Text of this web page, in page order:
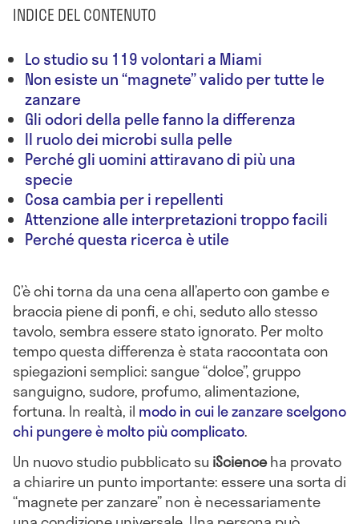
INDICE DEL CONTENUTO
Lo studio su 119 volontari a Miami
Non esiste un “magnete” valido per tutte le
zanzare
Gli odori della pelle fanno la differenza
Il ruolo dei microbi sulla pelle
Perché gli uomini attiravano di più una
specie
Cosa cambia per i repellenti
Attenzione alle interpretazioni troppo facili
Perché questa ricerca è utile
C’è chi torna da una cena all’aperto con gambe e
braccia piene di ponfi, e chi, seduto allo stesso
tavolo, sembra essere stato ignorato. Per molto
tempo questa differenza è stata raccontata con
spiegazioni semplici: sangue “dolce”, gruppo
sanguigno, sudore, profumo, alimentazione,
fortuna. In realtà, il modo in cui le zanzare scelgono
chi pungere è molto più complicato.
Un nuovo studio pubblicato su iScienceha provato
a chiarire un punto importante: essere una sorta di
“magnete per zanzare” non è necessariamente